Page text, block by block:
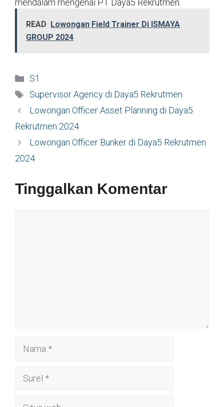
mendalam mengenai PT Daya5 Rekrutmen.
READ
Lowongan Field Trainer Di ISMAYA
GROUP 2024
Kategori
S1
Tag
Supervisor Agency di Daya5 Rekrutmen
Lowongan Officer Asset Planning di Daya5
Rekrutmen 2024
Lowongan Officer Bunker di Daya5 Rekrutmen
2024
Tinggalkan Komentar